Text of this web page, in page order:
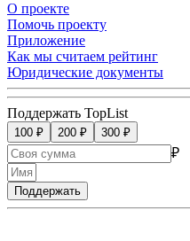
О проекте
Помочь проекту
Приложение
Как мы считаем рейтинг
Юридические документы
Поддержать TopList
100 ₽ 200 ₽ 300 ₽
₽
Поддержать